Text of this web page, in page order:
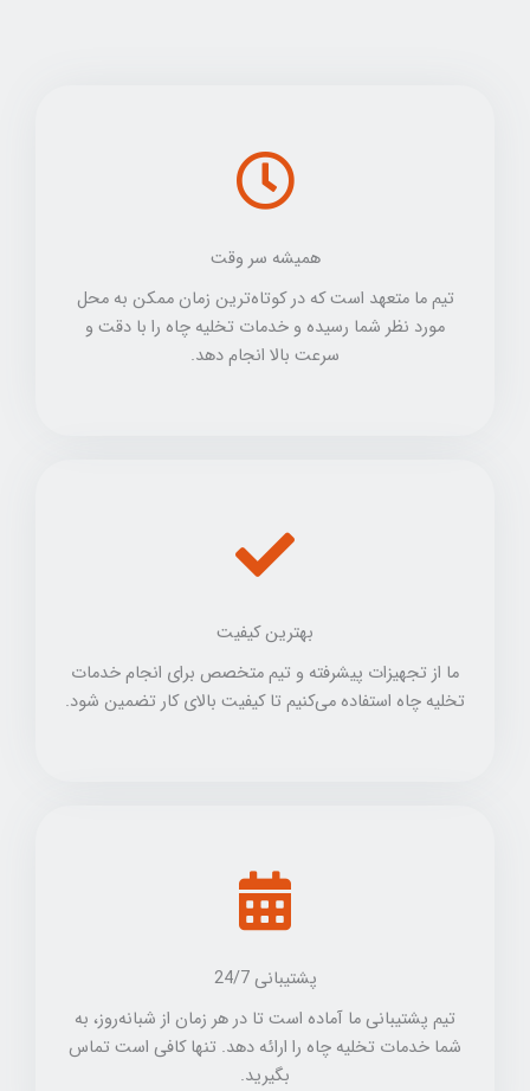
همیشه سر وقت
تیم ما متعهد است که در کوتاه‌ترین زمان ممکن به محل
مورد نظر شما رسیده و خدمات تخلیه چاه را با دقت و
سرعت بالا انجام دهد.
بهترین کیفیت
ما از تجهیزات پیشرفته و تیم متخصص برای انجام خدمات
تخلیه چاه استفاده می‌کنیم تا کیفیت بالای کار تضمین شود.
پشتیبانی 24/7
تیم پشتیبانی ما آماده است تا در هر زمان از شبانه‌روز، به
شما خدمات تخلیه چاه را ارائه دهد. تنها کافی است تماس
بگیرید.